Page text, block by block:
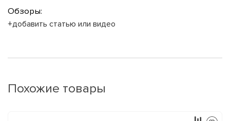
Обзоры:
+добавить статью или видео
Похожие товары